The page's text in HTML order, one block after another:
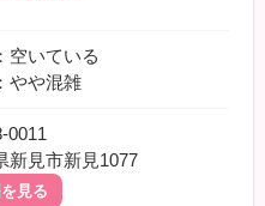
空いている
やや混雑
0011
新見市新見1077
見る